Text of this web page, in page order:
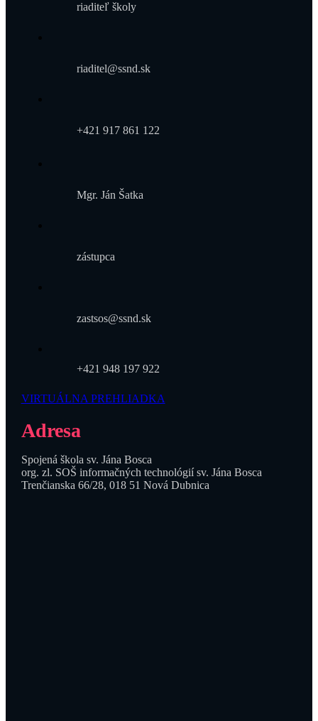
riaditeľ školy
riaditel@ssnd.sk
+421 917 861 122
Mgr. Ján Šatka
zástupca
zastsos@ssnd.sk
+421 948 197 922
VIRTUÁLNA PREHLIADKA
Adresa
Spojená škola sv. Jána Bosca
org. zl. SOŠ informačných technológií sv. Jána Bosca
Trenčianska 66/28, 018 51 Nová Dubnica